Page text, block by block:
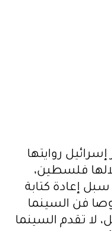
روايتها
فلسطين،
إعادة كتابة
فن السينما
لا تقدم السينما